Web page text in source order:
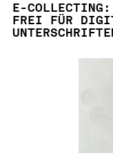
E-COLLECTING:
FREI FÜR